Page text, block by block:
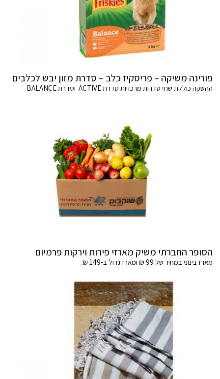
פורינה משיקה – פריסקיז כלב – סדרת מזון יבש לכלבים
ההשקה כוללת שתי סדרות מרכזיות סדרת ACTIVE וסדרת BALANCE
הסופר החברתי משיק מארזי פירות וירקות פרמיום
מארז בינוני במחיר של 99 ₪ ומארז גדול ב-149 ₪.